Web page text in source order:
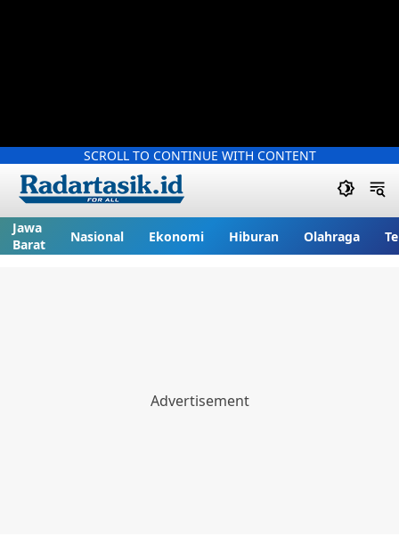
SCROLL TO CONTINUE WITH CONTENT
Jawa
Barat
Nasional Ekonomi Hiburan Olahraga